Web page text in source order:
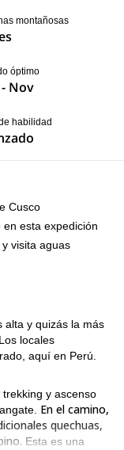
montañosas
óptimo
Nov
habilidad
Cusco
esta expedición
visita aguas
alta y quizás la más
locales
aquí en Perú.
y ascenso
En el camino,
quechuas,
Esta es una